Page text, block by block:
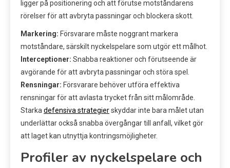
ligger på positionering och att förutse motståndarens
rörelser för att avbryta passningar och blockera skott.
Markering: Försvarare måste noggrant markera
motståndare, särskilt nyckelspelare som utgör ett målhot.
Interceptioner: Snabba reaktioner och förutseende är
avgörande för att avbryta passningar och störa spel.
Rensningar: Försvarare behöver utföra effektiva
rensningar för att avlasta trycket från sitt målområde.
Starkadefensiva strategierskyddar inte bara målet utan
underlättar också snabba övergångar till anfall, vilket gör
att laget kan utnyttja kontringsmöjligheter.
Profiler av nyckelspelare och